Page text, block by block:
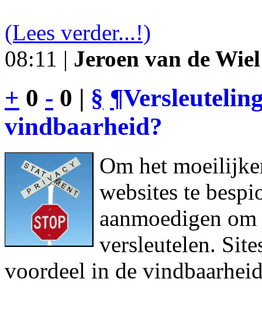
(Lees verder...!)
08:11 | Jeroen van de Wiel
+ 0 - 0 | § ¶
vindbaarheid?
Om het
websites te
aanmoedigen
versleutelen.
voordeel in de